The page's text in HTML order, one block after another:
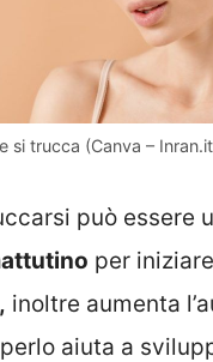
si trucca (Canva –
può essere
per
inoltre aumenta
aiuta a